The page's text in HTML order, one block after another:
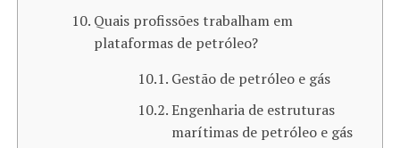
Quais profissões trabalham em
plataformas de petróleo?
Gestão de petróleo e gás
Engenharia de estruturas
marítimas de petróleo e gás